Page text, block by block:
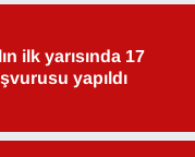
ilk yarısında 17
yapıldı